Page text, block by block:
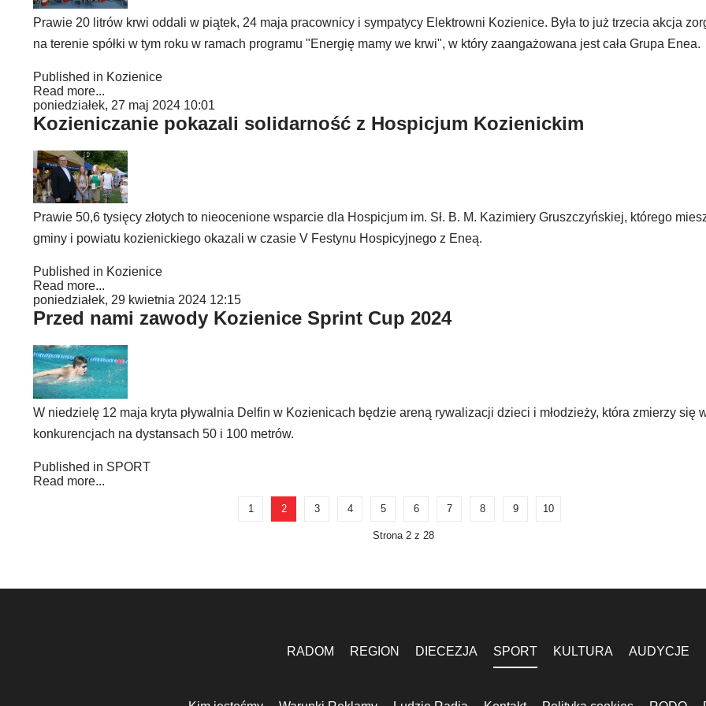
Prawie 20 litrów krwi oddali w piątek, 24 maja pracownicy i sympatycy Elektrowni Kozienice. Była to już trzecia akcja
na terenie spółki w tym roku w ramach programu "Energię mamy we krwi", w który zaangażowana jest cała Grupa Enea.
Published in Kozienice
Read more...
poniedziałek, 27 maj 2024 10:01
Kozieniczanie pokazali solidarność z Hospicjum Kozienickim
Prawie 50,6 tysięcy złotych to nieocenione wsparcie dla Hospicjum im. Sł. B. M. Kazimiery Gruszczyńskiej, którego
gminy i powiatu kozienickiego okazali w czasie V Festynu Hospicyjnego z Eneą.
Published in Kozienice
Read more...
poniedziałek, 29 kwietnia 2024 12:15
Przed nami zawody Kozienice Sprint Cup 2024
W niedzielę 12 maja kryta pływalnia Delfin w Kozienicach będzie areną rywalizacji dzieci i młodzieży, która zmierzy się
konkurencjach na dystansach 50 i 100 metrów.
Published in SPORT
Read more...
1 2 3 4 5 6 7 8 9 10
Strona 2 z 28
RADOM REGION DIECEZJA SPORT KULTURA AUDYCJE